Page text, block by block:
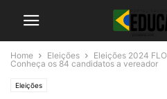
Home Eleições
Eleições 2024
Conheça os 84 candidatos a vereador
Eleições